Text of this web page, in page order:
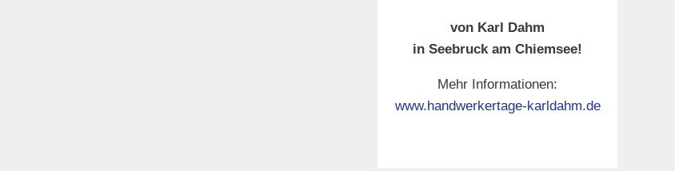
von Karl Dahm
in Seebruck am Chiemsee!
Mehr Informationen:
www.handwerkertage-karldahm.de